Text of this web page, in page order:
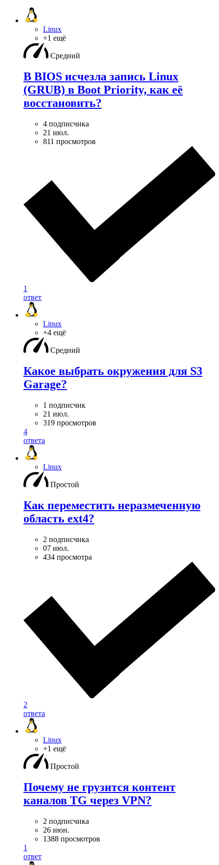
Linux
+1 ещё
Средний
В BIOS исчезла запись Linux
(GRUB) в Boot Priority, как её
восстановить?
4 подписчика
21 июл.
811 просмотров
1
ответ
Linux
+4 ещё
Средний
Какое выбрать окружения для S3
Garage?
1 подписчик
21 июл.
319 просмотров
4
ответа
Linux
Простой
Как переместить неразмеченную
область ext4?
2 подписчика
07 июл.
434 просмотра
2
ответа
Linux
+1 ещё
Простой
Почему не грузится контент
каналов TG через VPN?
2 подписчика
26 июн.
1388 просмотров
1
ответ